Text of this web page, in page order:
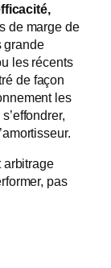
de marge de
grande
les récents
de façon
les
arbitrage
pas